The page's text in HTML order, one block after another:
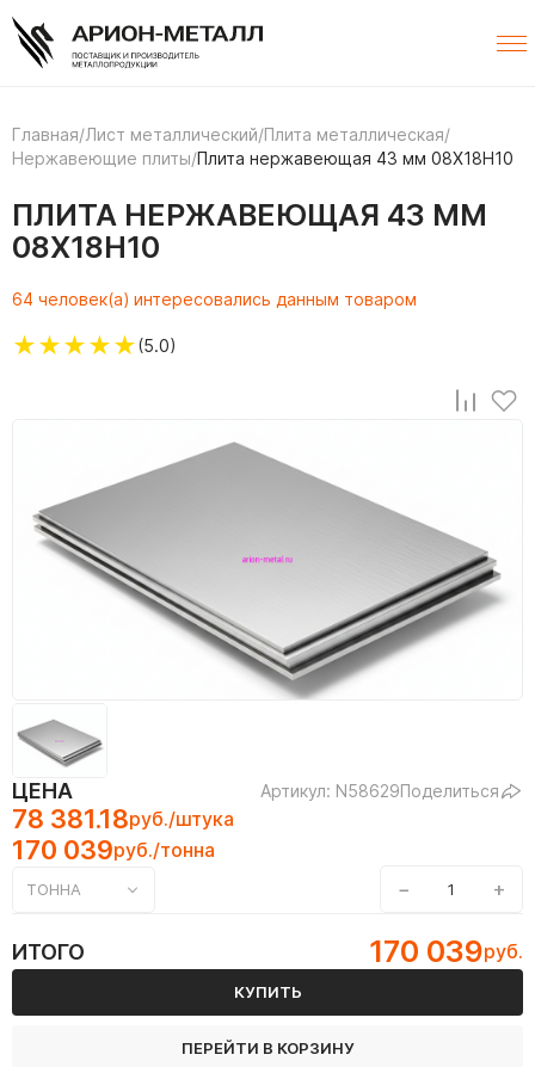
Главная/Лист металлический/Плита металлическая/
Нержавеющие плиты/Плита нержавеющая 43 мм 08Х18Н10
ПЛИТА НЕРЖАВЕЮЩАЯ 43 ММ
08Х18Н10
64 человек(а) интересовались данным товаром
★★★★★(5.0)
ЦЕНА Артикул: N58629Поделиться
78 381.18руб./штука
170 039руб./тонна
ТОННА − +
ИТОГО 170 039руб.
КУПИТЬ
ПЕРЕЙТИ В КОРЗИНУ